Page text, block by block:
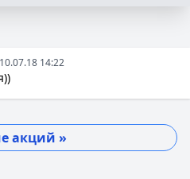
10.07.18 14:22
акций »